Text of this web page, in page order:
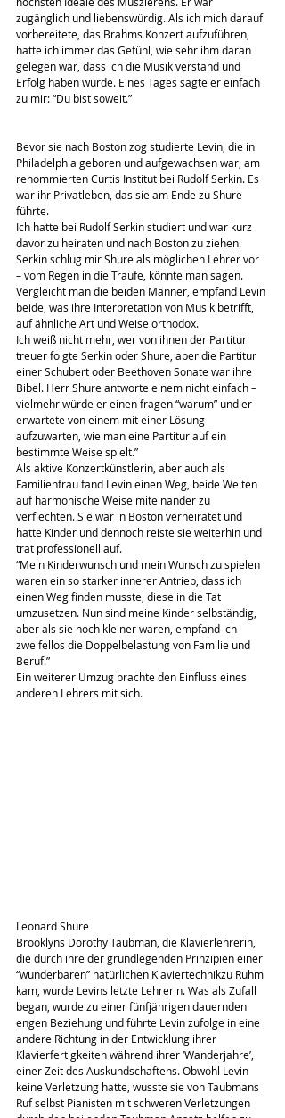
zugänglich und liebenswürdig. Als ich mich darauf
vorbereitete, das Brahms Konzert aufzuführen,
hatte ich immer das Gefühl, wie sehr ihm daran
gelegen war, dass ich die Musik verstand und
Erfolg haben würde. Eines Tages sagte er einfach
zu mir: “Du bist soweit.”
Bevor sie nach Boston zog studierte Levin, die in
Philadelphia geboren und aufgewachsen war, am
renommierten Curtis Institut bei Rudolf Serkin. Es
war ihr Privatleben, das sie am Ende zu Shure
führte.
Ich hatte bei Rudolf Serkin studiert und war kurz
davor zu heiraten und nach Boston zu ziehen.
Serkin schlug mir Shure als möglichen Lehrer vor
– vom Regen in die Traufe, könnte man sagen.
Vergleicht man die beiden Männer, empfand Levin
beide, was ihre Interpretation von Musik betrifft,
auf ähnliche Art und Weise orthodox.
Ich weiß nicht mehr, wer von ihnen der Partitur
treuer folgte Serkin oder Shure, aber die Partitur
einer Schubert oder Beethoven Sonate war ihre
Bibel. Herr Shure antworte einem nicht einfach –
vielmehr würde er einen fragen “warum” und er
erwartete von einem mit einer Lösung
aufzuwarten, wie man eine Partitur auf ein
bestimmte Weise spielt.”
Als aktive Konzertkünstlerin, aber auch als
Familienfrau fand Levin einen Weg, beide Welten
auf harmonische Weise miteinander zu
verflechten. Sie war in Boston verheiratet und
hatte Kinder und dennoch reiste sie weiterhin und
trat professionell auf.
“Mein Kinderwunsch und mein Wunsch zu spielen
waren ein so starker innerer Antrieb, dass ich
einen Weg finden musste, diese in die Tat
umzusetzen. Nun sind meine Kinder selbständig,
aber als sie noch kleiner waren, empfand ich
zweifellos die Doppelbelastung von Familie und
Beruf.”
Ein weiterer Umzug brachte den Einfluss eines
anderen Lehrers mit sich.
Leonard Shure
Brooklyns Dorothy Taubman, die Klavierlehrerin,
die durch ihre der grundlegenden Prinzipien einer
“wunderbaren” natürlichen Klaviertechnikzu Ruhm
kam, wurde Levins letzte Lehrerin. Was als Zufall
began, wurde zu einer fünfjährigen dauernden
engen Beziehung und führte Levin zufolge in eine
andere Richtung in der Entwicklung ihrer
Klavierfertigkeiten während ihrer ‘Wanderjahre’,
einer Zeit des Auskundschaftens. Obwohl Levin
keine Verletzung hatte, wusste sie von Taubmans
Ruf selbst Pianisten mit schweren Verletzungen